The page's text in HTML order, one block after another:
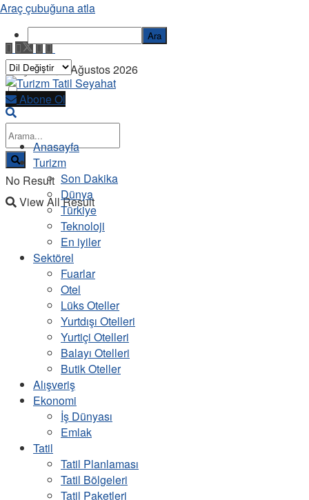
Perşembe, 6 Ağustos 2026
No Result
View All Result
Abone Ol
Anasayfa
Turizm
Son Dakika
Dünya
Türkiye
Teknoloji
En iyiler
Sektörel
Fuarlar
Otel
Lüks Oteller
Yurtdışı Otelleri
Yurtiçi Otelleri
Balayı Otelleri
Butik Oteller
Alışveriş
Ekonomi
İş Dünyası
Emlak
Tatil
Tatil Planlaması
Tatil Bölgeleri
Tatil Paketleri
Araç çubuğuna atla
Ara